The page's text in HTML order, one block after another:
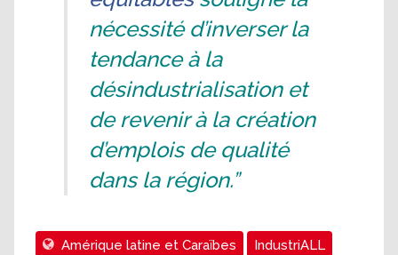
nécessité d’inverser la
tendance à la
désindustrialisation et
de revenir à la création
d’emplois de qualité
dans la région.”
Amérique latine et Caraïbes IndustriALL